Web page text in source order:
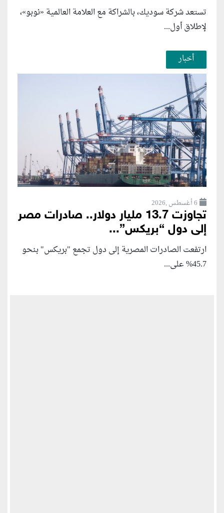
تستعد شركة سوديك، بالشراكة مع العلامة العالمية «نوبو»،
لإطلاق أول...
أخبار
6 أغسطس ,2026
تجاوزت 13.7 مليار دولار.. صادرات مصر
إلى دول “بريكس”...
ارتفعت الصادرات المصرية إلى دول تجمع "بريكس" بنحو
45.7% على...